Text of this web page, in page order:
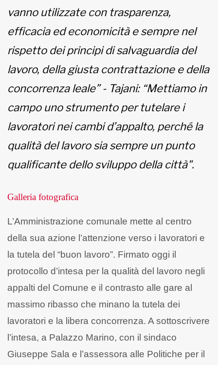
vanno utilizzate con trasparenza,
efficacia ed economicità e sempre nel
rispetto dei principi di salvaguardia del
lavoro, della giusta contrattazione e della
concorrenza leale” - Tajani: “Mettiamo in
campo uno strumento per tutelare i
lavoratori nei cambi d’appalto, perché la
qualità del lavoro sia sempre un punto
qualificante dello sviluppo della città".
Galleria fotografica
L’Amministrazione comunale mette al centro
della sua azione l’attenzione verso i lavoratori e
la tutela del “buon lavoro”. Firmato oggi il
protocollo d’intesa per la qualità del lavoro negli
appalti del Comune e il contrasto alle gare al
massimo ribasso che minano la tutela dei
lavoratori e la libera concorrenza. A sottoscrivere
l’intesa, a Palazzo Marino, con il sindaco
Giuseppe Sala e l’assessora alle Politiche per il